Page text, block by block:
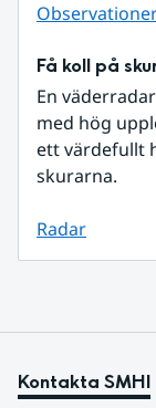
Få koll på
En
med hög
ett värdefullt
skurarna.
Radar
Kontakta SMHI